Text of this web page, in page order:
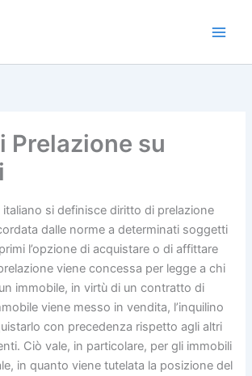
Prelazione su
italiano si definisce diritto di prelazione
dalle norme a determinati soggetti
l’opzione di acquistare o di affittare
viene concessa per legge a chi
immobile, in virtù di un contratto di
viene messo in vendita, l’inquilino
con precedenza rispetto agli altri
Ciò vale, in particolare, per gli immobili
in quanto viene tutelata la posizione del